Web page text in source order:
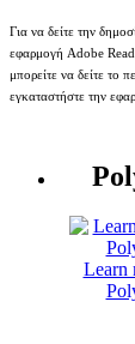
Για να δείτε την
εφαρμογή Adobe
μπορείτε να δείτε το
εγκαταστήστε την
Learn